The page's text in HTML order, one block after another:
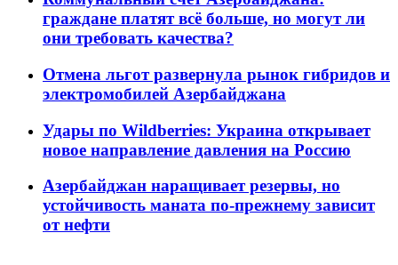
граждане платят всё больше, но могут ли
они требовать качества?
Отмена льгот развернула рынок гибридов и
электромобилей Азербайджана
Удары по Wildberries: Украина открывает
новое направление давления на Россию
Азербайджан наращивает резервы, но
устойчивость маната по-прежнему зависит
от нефти